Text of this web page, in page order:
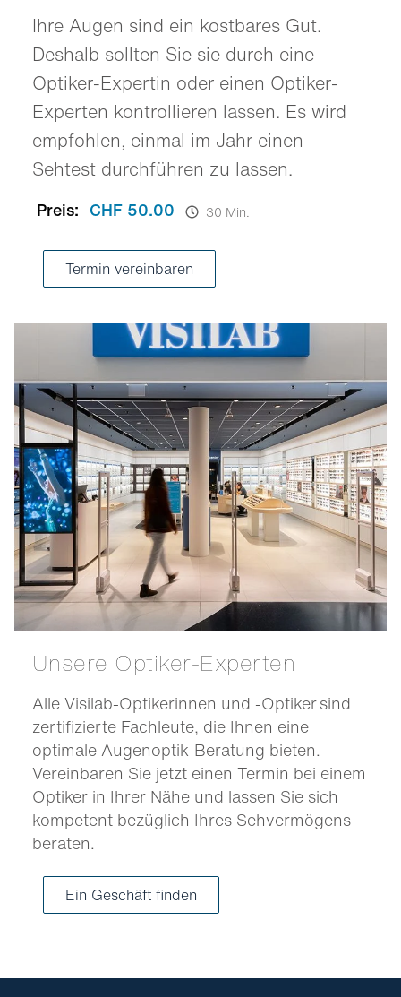
Ihre Augen sind ein kostbares Gut.
Deshalb sollten Sie sie durch eine
Optiker-Expertin oder einen Optiker-
Experten kontrollieren lassen. Es wird
empfohlen, einmal im Jahr einen
Sehtest durchführen zu lassen.
Preis: CHF 50.00 30 Min.
Termin vereinbaren
Unsere Optiker-Experten
Alle Visilab-Optikerinnen und -Optiker sind
zertifizierte Fachleute, die Ihnen eine
optimale Augenoptik-Beratung bieten.
Vereinbaren Sie jetzt einen Termin bei einem
Optiker in Ihrer Nähe und lassen Sie sich
kompetent bezüglich Ihres Sehvermögens
beraten.
Ein Geschäft finden